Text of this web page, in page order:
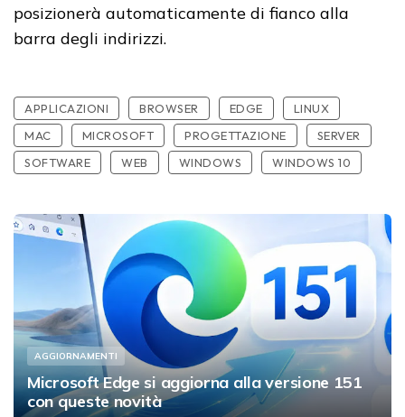
posizionerà automaticamente di fianco alla
barra degli indirizzi.
APPLICAZIONI BROWSER EDGE
LINUX
MAC
MICROSOFT PROGETTAZIONE
SERVER
SOFTWARE
WEB WINDOWS WINDOWS 10
AGGIORNAMENTI
Microsoft Edge si aggiorna alla versione 151
con queste novità